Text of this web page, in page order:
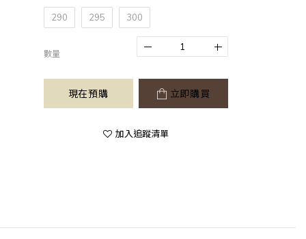
290 295 300
數量
現在預購 立即購買
加入追蹤清單